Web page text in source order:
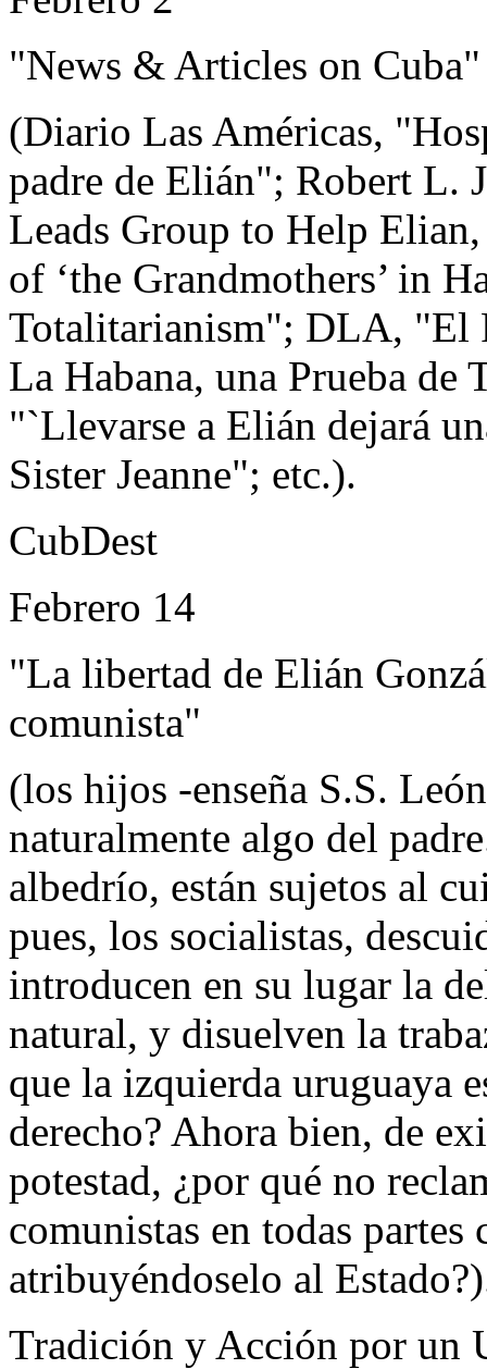
"News & Articles on Cuba"
(Diario Las Américas,
padre de Elián"; Robert L.
Leads Group to Help
of ‘the Grandmothers’ in
Totalitarianism"; DLA, "El
La Habana, una Prueba
"`Llevarse a Elián dejará
Sister Jeanne"; etc.).
CubDest
Febrero 14
"La libertad de Elián
comunista"
(los hijos -enseña S.S.
naturalmente algo del
albedrío, están sujetos al
pues, los socialistas,
introducen en su lugar la
natural, y disuelven la
que la izquierda uruguaya
derecho? Ahora bien, de
potestad, ¿por qué no
comunistas en todas partes
atribuyéndoselo al
Tradición y Acción por un